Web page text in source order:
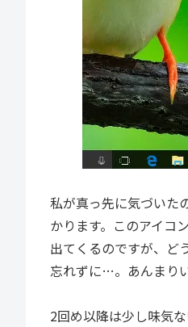
私が真っ先に気づいた
かります。このアイコ
出てくるのですが、ど
忘れずに…。あんまり
2回め以降は少し味気